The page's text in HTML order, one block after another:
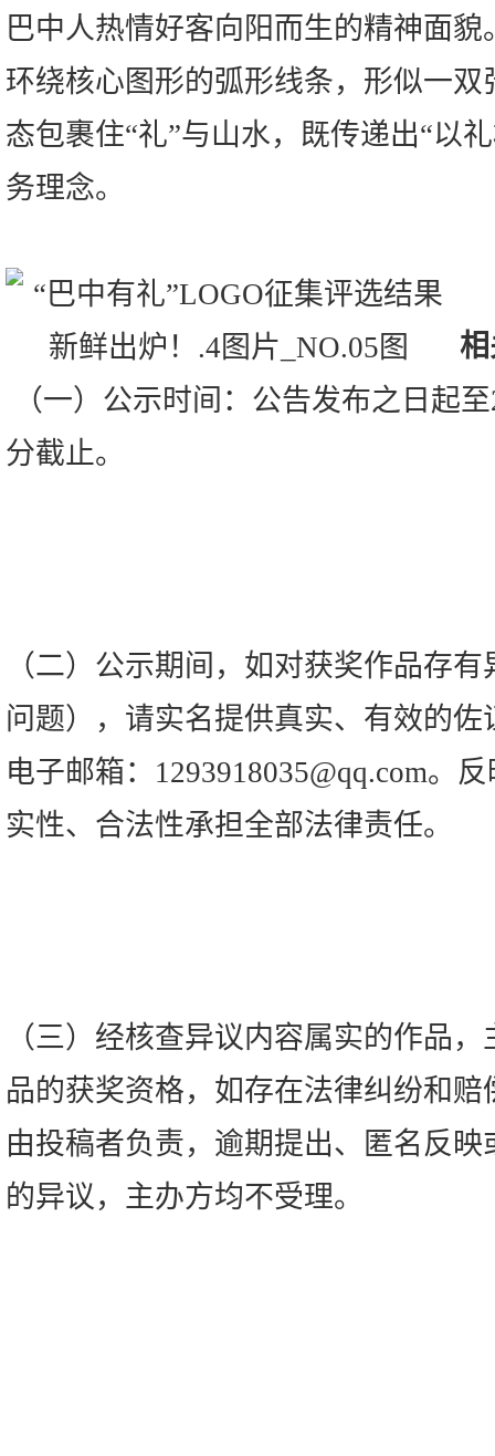
巴中人热情好客向阳而生的精神面貌
环绕核心图形的弧形线条，形似一
态包裹住“礼”与山水，既传递出“以
务理念。
（一）公示时间：公告发布之日起
分截止。
（二）公示期间，如对获奖作品存
问题），请实名提供真实、有效的
电子邮箱：1293918035@qq.com。
实性、合法性承担全部法律责任。
（三）经核查异议内容属实的作品
品的获奖资格，如存在法律纠纷和
由投稿者负责，逾期提出、匿名反
的异议，主办方均不受理。